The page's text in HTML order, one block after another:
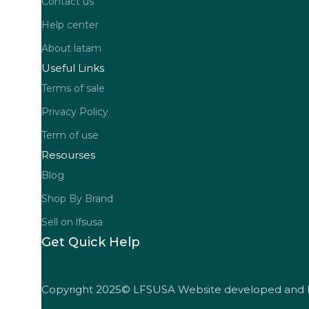
Help center
About latam
Useful Links
Terms of sale
Privacy Policy
Term of use
Resourses
Blog
Shop By Brand
Sell on lfsusa
Get Quick Help
Copyright 2025© LFSUSA Website developed and